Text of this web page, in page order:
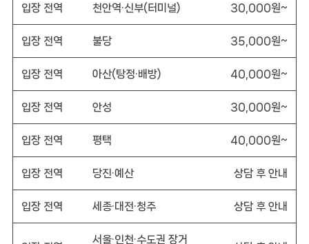
입장 전역 천안역·신부(터미널) 30,000원~
입장 전역 불당 35,000원~
입장 전역 아산(탕정·배방) 40,000원~
입장 전역 안성 30,000원~
입장 전역 평택 40,000원~
입장 전역 당진·예산 상담 후 안내
입장 전역 세종·대전·청주 상담 후 안내
서울·인천·수도권 장거